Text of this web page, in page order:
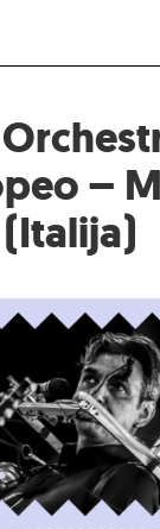
UDRUŽENJE
GRADIĆ
–